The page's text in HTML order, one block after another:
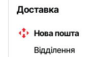
Доставка
Нова пошта
Відділення